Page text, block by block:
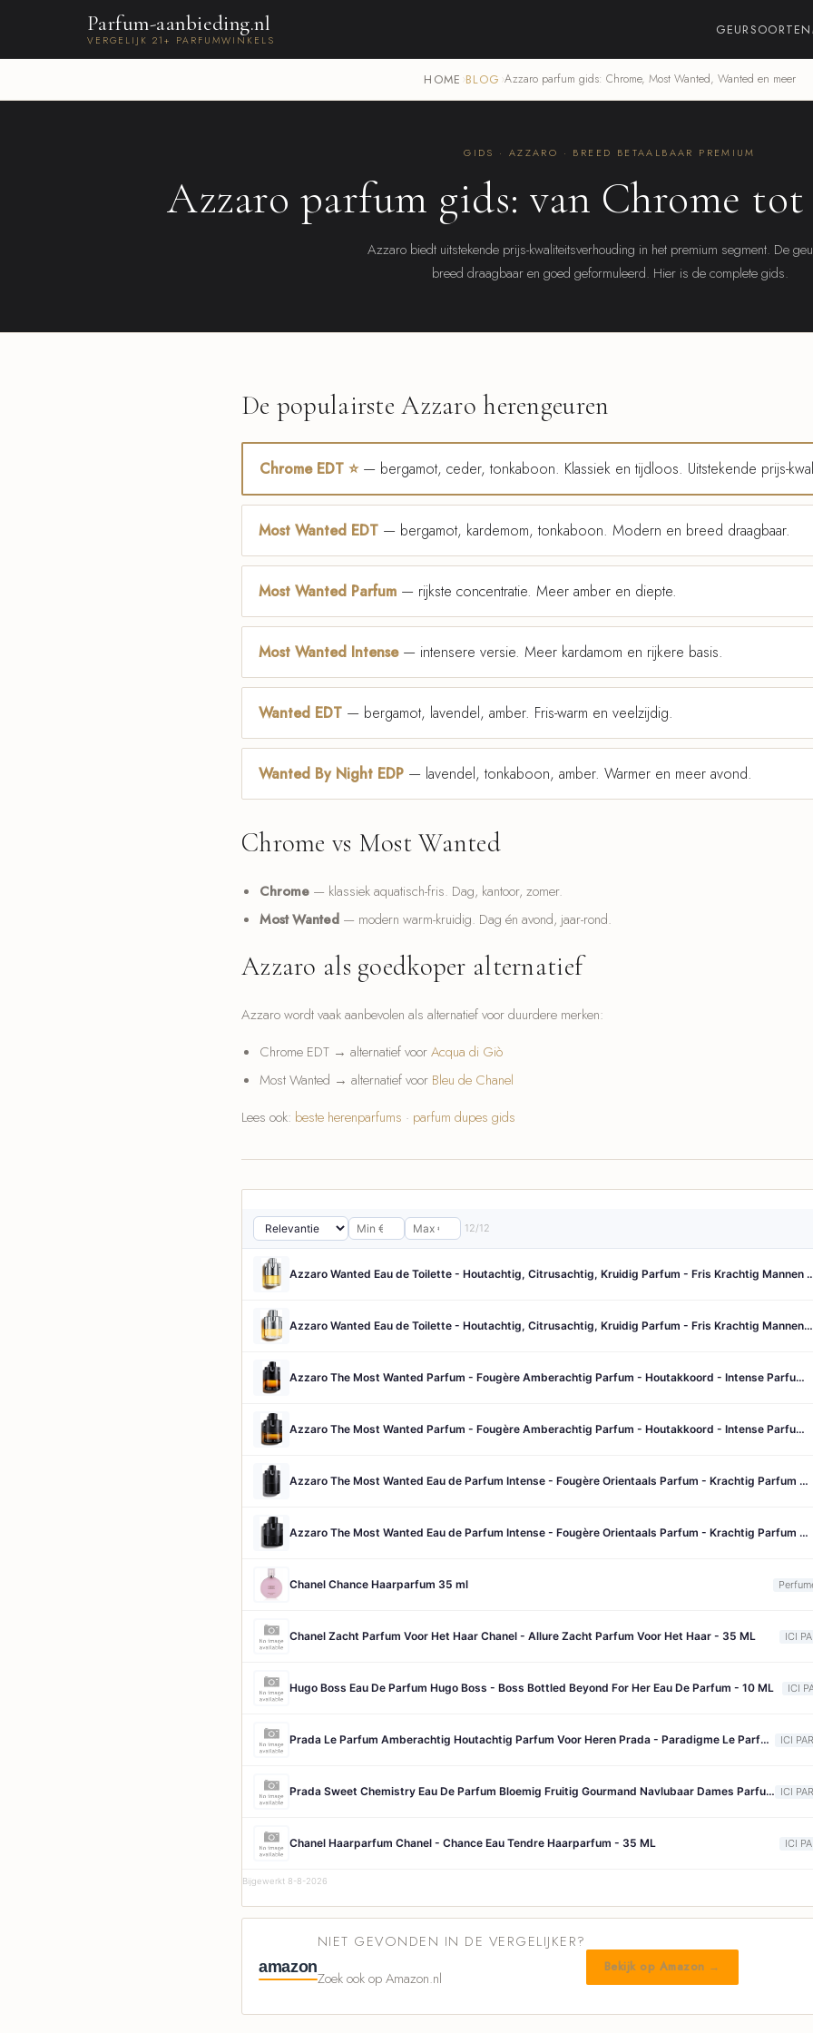
Parfum-aanbieding.nl
VERGELIJK 21+ PARFUMWINKELS
GEURSOORTEN
HOME ›BLOG ›Azzaro parfum gids: Chrome, Most Wanted, Wanted en meer
GIDS · AZZARO · BREED BETAALBAAR PREMIUM
Azzaro parfum gids: van Chrome
Azzaro biedt uitstekende prijs-kwaliteitsverhouding in het premium segment. De
breed draagbaar en goed geformuleerd. Hier is de complete gids.
De populairste Azzaro herengeuren
Chrome EDT ⭐— bergamot, ceder, tonkaboon. Klassiek en tijdloos. Uitstekende prijs-
Most Wanted EDT — bergamot, kardemom, tonkaboon. Modern en breed draagbaar.
Most Wanted Parfum — rijkste concentratie. Meer amber en diepte.
Most Wanted Intense— intensere versie. Meer kardamom en rijkere basis.
Wanted EDT — bergamot, lavendel, amber. Fris-warm en veelzijdig.
Wanted By Night EDP — lavendel, tonkaboon, amber. Warmer en meer avond.
Chrome vs Most Wanted
Chrome — klassiek aquatisch-fris. Dag, kantoor, zomer.
Most Wanted — modern warm-kruidig. Dag én avond, jaar-rond.
Azzaro als goedkoper alternatief
Azzaro wordt vaak aanbevolen als alternatief voor duurdere merken:
Chrome EDT → alternatief voorAcqua di Giò
Most Wanted → alternatief voor Bleu de Chanel
Lees ook: beste herenparfums · parfum dupes gids
12/12
Azzaro Wanted Eau de Toilette - Houtachtig,
Azzaro Wanted Eau de Toilette - Houtachtig, Citrusachtig, Kruidig Parfum - Fris Krachtig Mannen Parfum - 50ml
Azzaro The Most Wanted Parfum - Fougère Amberachtig Parfum - Houtakkoord - Intense Parfum voor Mannen - 100ml
Azzaro The Most Wanted Parfum - Fougère Amberachtig Parfum - Houtakkoord - Intense Parfum voor Mannen - 50ml
Azzaro The Most Wanted Eau de Parfum Intense - Fougère Orientaals Parfum - Krachtig Parfum voor Mannen - 100ml
Azzaro The Most Wanted Eau de Parfum Intense - Fougère Orientaals Parfum - Krachtig Parfum voor Mannen - 50ml
Chanel Chance Haarparfum 35 ml
Chanel Zacht Parfum Voor Het Haar Chanel - Allure Zacht Parfum Voor Het Haar - 35 ML ICI
Hugo Boss Eau De Parfum Hugo Boss - Boss Bottled Beyond For Her Eau De Parfum - 10 ML ICI
Prada Le Parfum Amberachtig Houtachtig Parfum Voor Heren Prada - Paradigme Le Parfum - Amberachtig Houtachtig Parfum Voor Heren - 150 ML ICI
Prada Sweet Chemistry Eau De Parfum Bloemig Fruitig Gourmand Navlubaar Dames Parfum Prada - Paradoxe Sweet Chemistry Eau De Parfum - Bloemig Fruitig Gourmand Navlubaar Dames Parfum - 90 ML ICI
Chanel Haarparfum Chanel - Chance Eau Tendre Haarparfum - 35 ML ICI
Bijgewerkt 8-8-2026
amazon
NIET GEVONDEN IN DE VERGELIJKER?
Zoek ook op Amazon.nl
Bekijk op Amazon →